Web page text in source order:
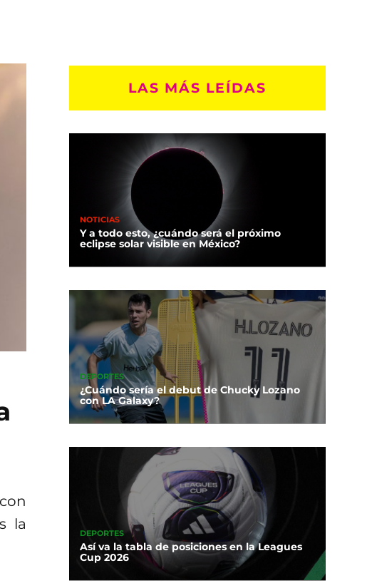
la
LAS MÁS LEÍDAS
NOTICIAS
Y a todo esto, ¿cuándo será el próximo
eclipse solar visible en México?
DEPORTES
¿Cuándo sería el debut de Chucky Lozano
con LA Galaxy?
DEPORTES
Así va la tabla de posiciones en la Leagues
Cup 2026